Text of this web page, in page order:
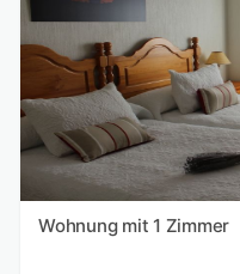
Wohnung mit 1 Zimmer